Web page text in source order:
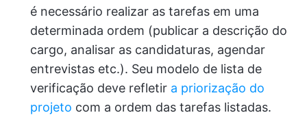
é necessário realizar as tarefas em uma
determinada ordem (publicar a descrição do
cargo, analisar as candidaturas, agendar
entrevistas etc.). Seu modelo de lista de
verificação deve refletir a priorização do
projeto com a ordem das tarefas listadas.